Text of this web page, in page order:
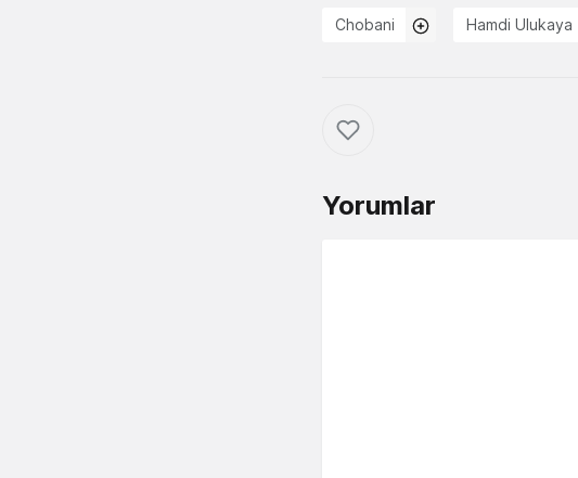
Chobani Hamdi Ulukaya
Yorumlar